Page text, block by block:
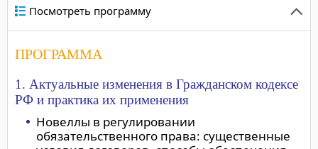
Посмотреть программу
ПРОГРАММА
1. Актуальные изменения в Гражданском кодексе
РФ и практика их применения
Новеллы в регулировании
обязательственного права: существенные